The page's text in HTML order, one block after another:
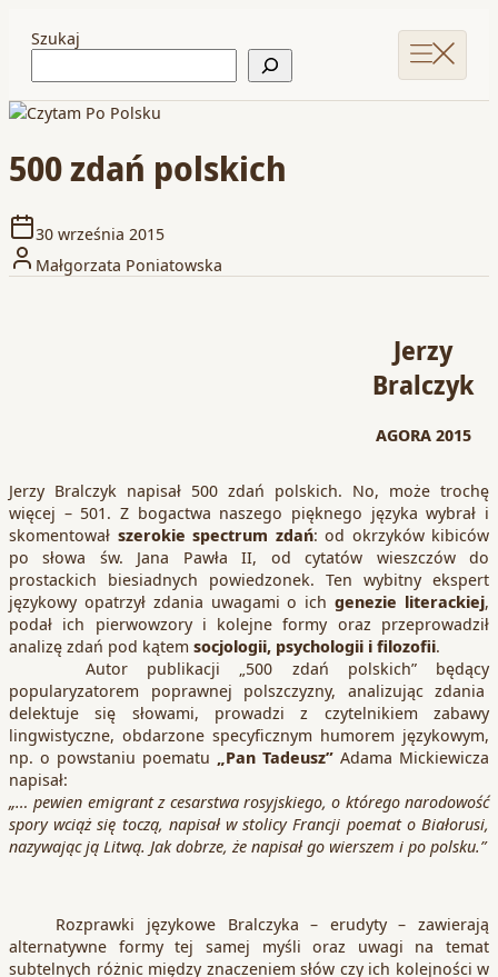
Szukaj
500 zdań polskich
30 września 2015
Małgorzata Poniatowska
Jerzy
Bralczyk
AGORA 2015
Jerzy Bralczyk napisał 500 zdań polskich. No, może trochę
więcej – 501. Z bogactwa naszego pięknego języka wybrał i
skomentował szerokie spectrum zdań: od okrzyków kibiców
po słowa św. Jana Pawła II, od cytatów wieszczów do
prostackich biesiadnych powiedzonek. Ten wybitny ekspert
językowy opatrzył zdania uwagami o ichgenezie literackiej,
podał ich pierwowzory i kolejne formy oraz przeprowadził
analizę zdań pod kątem socjologii, psychologii i filozofii.
Autor publikacji „500 zdań polskich” będący
popularyzatorem poprawnej polszczyzny, analizując zdania
delektuje się słowami, prowadzi z czytelnikiem zabawy
lingwistyczne, obdarzone specyficznym humorem językowym,
np. o powstaniu poematu
„Pan Tadeusz” Adama Mickiewicza
napisał:
„… pewien emigrant z cesarstwa rosyjskiego, o którego narodowość
spory wciąż się toczą, napisał w stolicy Francji poemat o Białorusi,
nazywając ją Litwą. Jak dobrze, że napisał go wierszem i po polsku.”
Rozprawki językowe Bralczyka – erudyty – zawierają
alternatywne formy tej samej myśli oraz uwagi na temat
subtelnych różnic między znaczeniem słów czy ich kolejności w